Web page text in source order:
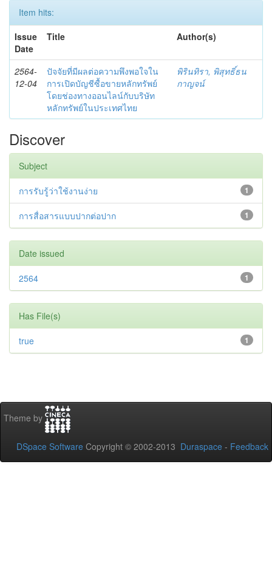
Item hits:
Issue
Date
Title Author(s)
2564-
12-04
ปัจจัยที่มีผลต่อความพึงพอใจใน
การเปิดบัญชีซื้อขายหลักทรัพย์
โดยช่องทางออนไลน์กับบริษัท
หลักทรัพย์ในประเทศไทย
พิรินทิรา, พิสุทธิ์ธน
กาญจน์
Discover
Subject
1
การรับรู้ว่าใช้งานง่าย
1
การสื่อสารแบบปากต่อปาก
Date issued
1
2564
Has File(s)
1
true
Theme by
DSpace Software Copyright © 2002-2013 Duraspace - Feedback